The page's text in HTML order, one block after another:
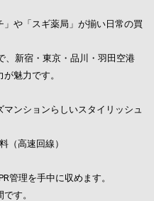
や「スギ薬局」が揃い日常の買
、新宿・東京・品川・羽田空港
魅力です。
ンションらしいスタイリッシュ
（高速回線）
管理を手中に収めます。
す。